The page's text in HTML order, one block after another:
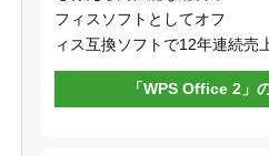
フィスソフトとしてオフ
ィス互換ソフトで12年連続売
「WPS Office 2」